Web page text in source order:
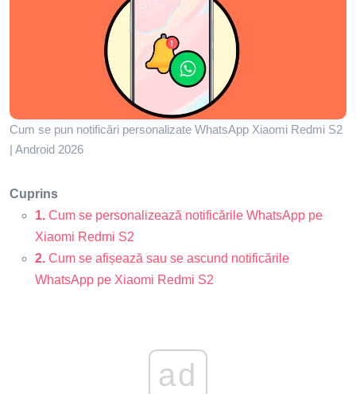
Cum se pun notificări personalizate WhatsApp Xiaomi Redmi S2
| Android 2026
Cuprins
1. Cum se personalizează notificările WhatsApp pe
Xiaomi Redmi S2
2. Cum se afișează sau se ascund notificările
WhatsApp pe Xiaomi Redmi S2
ad